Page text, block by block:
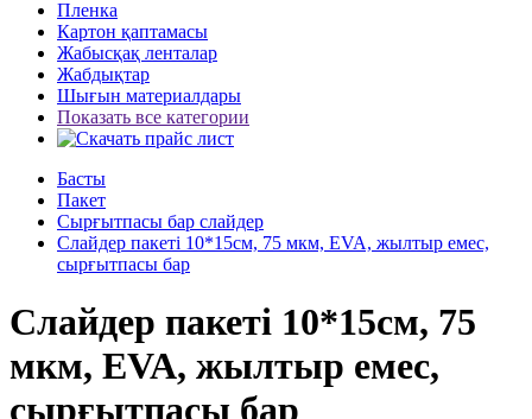
Пленка
Картон қаптамасы
Жабысқақ ленталар
Жабдықтар
Шығын материалдары
Показать все категории
Басты
Пакет
Сырғытпасы бар слайдер
Слайдер пакеті 10*15см, 75 мкм, EVA, жылтыр емес,
сырғытпасы бар
Слайдер пакеті 10*15см, 75
мкм, EVA, жылтыр емес,
сырғытпасы бар